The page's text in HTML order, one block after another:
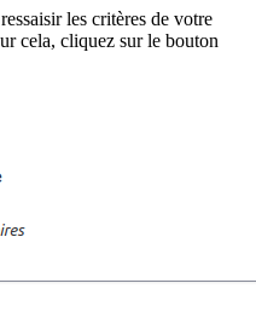
les critères de votre
cela, cliquez sur le bouton